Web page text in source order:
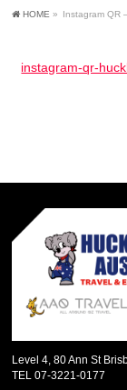
HOME » Instagram QR
instagram-qr-
Level 4, 80 Ann St
TEL 07-3221-0177